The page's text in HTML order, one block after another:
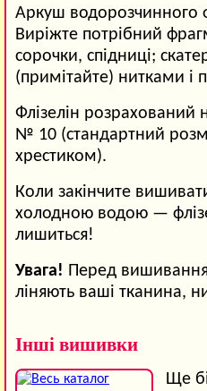
Аркуш водорозчинного
Виріжте потрібний
сорочки, спідниці;
(примітайте) нитками і
Флізелін
№ 10 (стандартний
хрестиком).
Коли закінчите
холодною водою —
лишиться!
Увага! Перед
ліняють ваші тканина,
Інші вишивки
Ще